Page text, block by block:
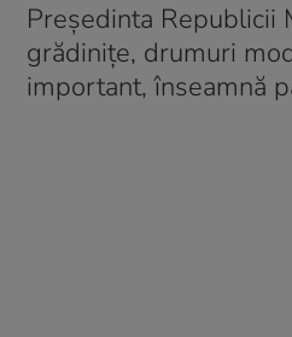
Preşedinta Republicii
grădiniţe, drumuri
important, înseamnă